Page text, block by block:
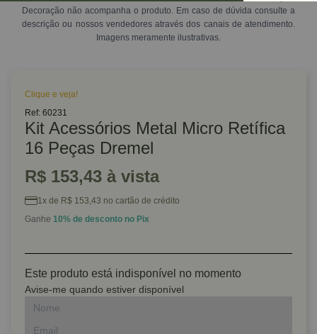
Decoração não acompanha o produto. Em caso de dúvida consulte a
descrição ou nossos vendedores através dos canais de atendimento.
Imagens meramente ilustrativas.
Clique e veja!
Ref: 60231
Kit Acessórios Metal Micro Retífica
16 Peças Dremel
R$ 153,43 à vista
1x de R$ 153,43 no cartão de crédito
Ganhe 10% de desconto no Pix
Este produto está indisponível no momento
Avise-me quando estiver disponível